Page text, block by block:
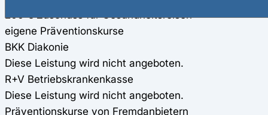
200 € Zuschuss für Gesundheitsreisen
eigene Präventionskurse
BKK Diakonie
Diese Leistung wird nicht angeboten.
R+V Betriebskrankenkasse
Diese Leistung wird nicht angeboten.
Präventionskurse von Fremdanbietern